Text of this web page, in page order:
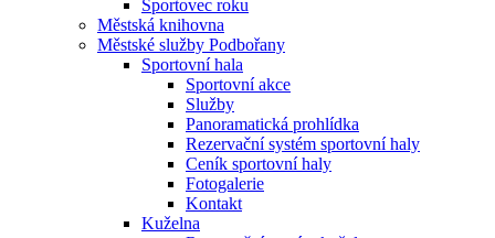
Sportovec roku
Městská knihovna
Městské služby Podbořany
Sportovní hala
Sportovní akce
Služby
Panoramatická prohlídka
Rezervační systém sportovní haly
Ceník sportovní haly
Fotogalerie
Kontakt
Kuželna